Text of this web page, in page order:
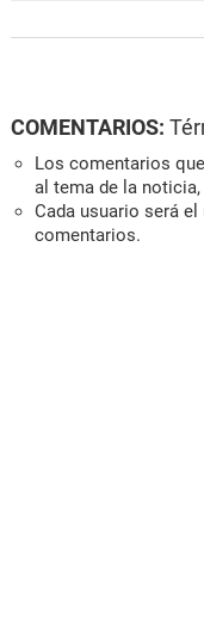
COMENTARIOS:
Los comentarios
al tema de la
Cada usuario será
comentarios.